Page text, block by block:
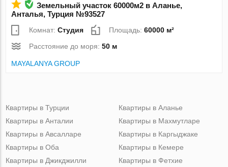
Земельный участок 60000м2 в Аланье,
Анталья, Турция №93527
Комнат:Студия Площадь:60000 м²
Расстояние до моря:50 м
MAYALANYA GROUP
Квартиры в Турции
Квартиры в Анталии
Квартиры в Авсалларе
Квартиры в Оба
Квартиры в Джикджилли
Квартиры в Аланье
Квартиры в Махмутларе
Квартиры в Каргыджаке
Квартиры в Кемере
Квартиры в Фетхие